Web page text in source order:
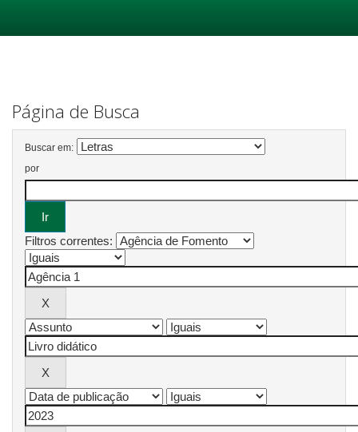
Página de Busca
Buscar em:
por
Filtros correntes: